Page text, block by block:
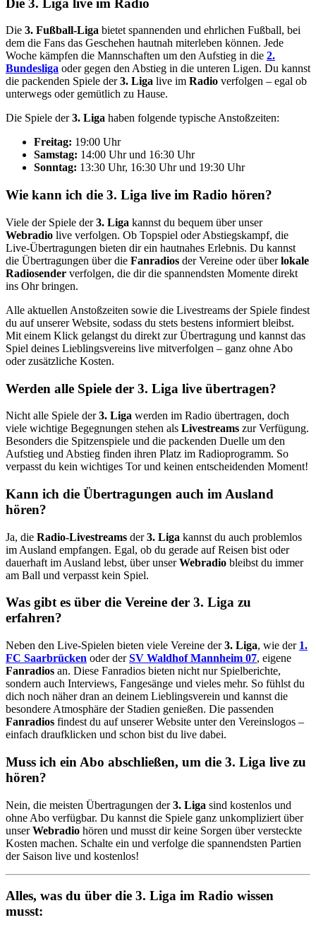
Die 3. Fußball-Liga bietet spannenden und ehrlichen Fußball, bei
dem die Fans das Geschehen hautnah miterleben können. Jede
Woche kämpfen die Mannschaften um den Aufstieg in die 2.
Bundesliga oder gegen den Abstieg in die unteren Ligen. Du kannst
die packenden Spiele der3. Liga live im Radio verfolgen – egal ob
unterwegs oder gemütlich zu Hause.
Die Spiele der3. Liga haben folgende typische Anstoßzeiten:
Freitag: 19:00 Uhr
Samstag: 14:00 Uhr und 16:30 Uhr
Sonntag: 13:30 Uhr, 16:30 Uhr und 19:30 Uhr
Wie kann ich die 3. Liga live im Radio hören?
Viele der Spiele der3. Liga kannst du bequem über unser
Webradio live verfolgen. Ob Topspiel oder Abstiegskampf, die
Live-Übertragungen bieten dir ein hautnahes Erlebnis. Du kannst
die Übertragungen über die Fanradios der Vereine oder überlokale
Radiosender verfolgen, die dir die spannendsten Momente direkt
ins Ohr bringen.
Alle aktuellen Anstoßzeiten sowie die Livestreams der Spiele findest
du auf unserer Website, sodass du stets bestens informiert bleibst.
Mit einem Klick gelangst du direkt zur Übertragung und kannst das
Spiel deines Lieblingsvereins live mitverfolgen – ganz ohne Abo
oder zusätzliche Kosten.
Werden alle Spiele der 3. Liga live übertragen?
Nicht alle Spiele der3. Liga werden im Radio übertragen, doch
viele wichtige Begegnungen stehen als Livestreams zur Verfügung.
Besonders die Spitzenspiele und die packenden Duelle um den
Aufstieg und Abstieg finden ihren Platz im Radioprogramm. So
verpasst du kein wichtiges Tor und keinen entscheidenden Moment!
Kann ich die Übertragungen auch im Ausland
hören?
Ja, die Radio-Livestreams der3. Liga kannst du auch problemlos
im Ausland empfangen. Egal, ob du gerade auf Reisen bist oder
dauerhaft im Ausland lebst, über unserWebradio bleibst du immer
am Ball und verpasst kein Spiel.
Was gibt es über die Vereine der 3. Liga zu
erfahren?
Neben den Live-Spielen bieten viele Vereine der3. Liga, wie der 1.
FC Saarbrücken oder derSV Waldhof Mannheim 07, eigene
Fanradios an. Diese Fanradios bieten nicht nur Spielberichte,
sondern auch Interviews, Fangesänge und vieles mehr. So fühlst du
dich noch näher dran an deinem Lieblingsverein und kannst die
besondere Atmosphäre der Stadien genießen. Die passenden
Fanradios findest du auf unserer Website unter den Vereinslogos –
einfach draufklicken und schon bist du live dabei.
Muss ich ein Abo abschließen, um die 3. Liga live zu
hören?
Nein, die meisten Übertragungen der3. Liga sind kostenlos und
ohne Abo verfügbar. Du kannst die Spiele ganz unkompliziert über
unserWebradio hören und musst dir keine Sorgen über versteckte
Kosten machen. Schalte ein und verfolge die spannendsten Partien
der Saison live und kostenlos!
Alles, was du über die 3. Liga im Radio wissen
musst: